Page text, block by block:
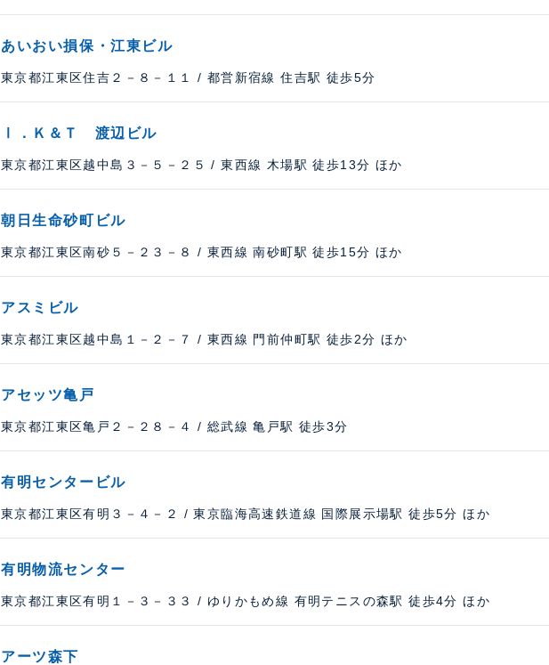
あいおい損保・江東ビル
東京都江東区住吉２－８－１１ / 都営新宿線 住吉駅 徒歩5分
Ⅰ．Ｋ＆Ｔ 渡辺ビル
東京都江東区越中島３－５－２５ / 東西線 木場駅 徒歩13分 ほか
朝日生命砂町ビル
東京都江東区南砂５－２３－８ / 東西線 南砂町駅 徒歩15分 ほか
アスミビル
東京都江東区越中島１－２－７ / 東西線 門前仲町駅 徒歩2分 ほか
アセッツ亀戸
東京都江東区亀戸２－２８－４ / 総武線 亀戸駅 徒歩3分
有明センタービル
東京都江東区有明３－４－２ / 東京臨海高速鉄道線 国際展示場駅 徒歩5分 ほか
有明物流センター
東京都江東区有明１－３－３３ / ゆりかもめ線 有明テニスの森駅 徒歩4分 ほか
アーツ森下